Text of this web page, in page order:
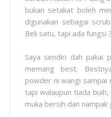
bukan setakat boleh
digunakan sebagai
Beli satu, tapi ada fungsi
Saya sendiri dah pakai
memang best.
powder ni wangi sampai
tapi walaupun tiada
muka bersih dan nampak